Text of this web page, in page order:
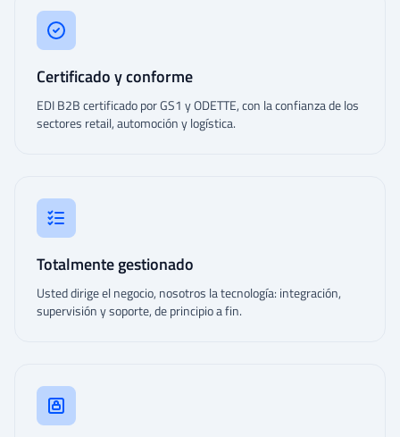
Certificado y conforme
EDI B2B certificado por GS1 y ODETTE, con la confianza de los
sectores retail, automoción y logística.
Totalmente gestionado
Usted dirige el negocio, nosotros la tecnología: integración,
supervisión y soporte, de principio a fin.